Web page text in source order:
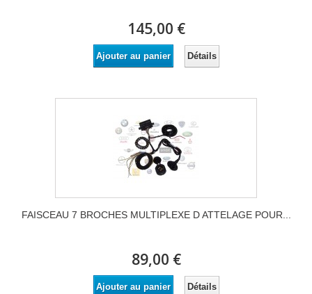
145,00 €
Ajouter au panier Détails
FAISCEAU 7 BROCHES MULTIPLEXE D ATTELAGE POUR...
89,00 €
Ajouter au panier Détails